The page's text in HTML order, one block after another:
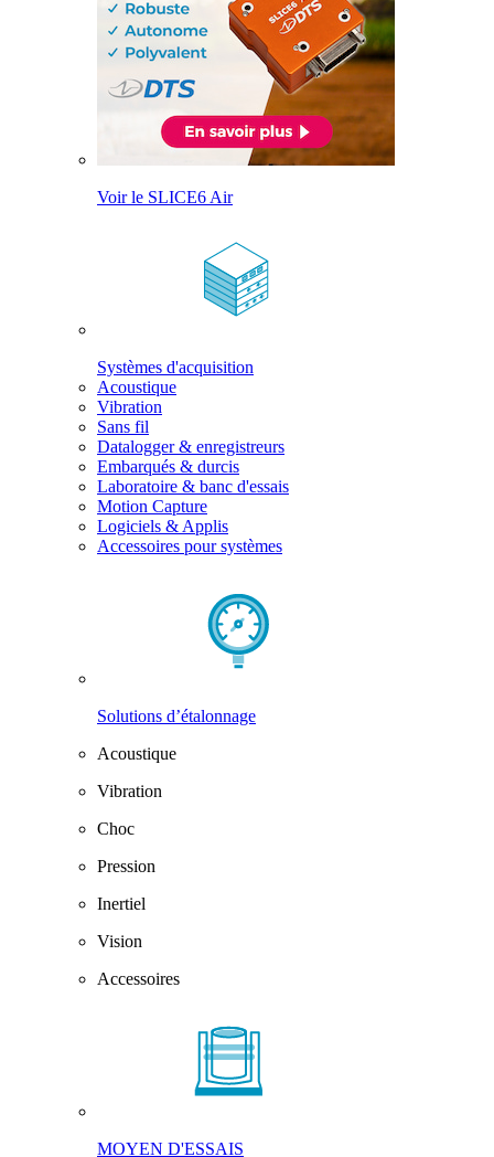
Voir le SLICE6 Air
Systèmes d'acquisition
Acoustique
Vibration
Sans fil
Datalogger & enregistreurs
Embarqués & durcis
Laboratoire & banc d'essais
Motion Capture
Logiciels & Applis
Accessoires pour systèmes
Solutions d’étalonnage
Acoustique
Vibration
Choc
Pression
Inertiel
Vision
Accessoires
MOYEN D'ESSAIS